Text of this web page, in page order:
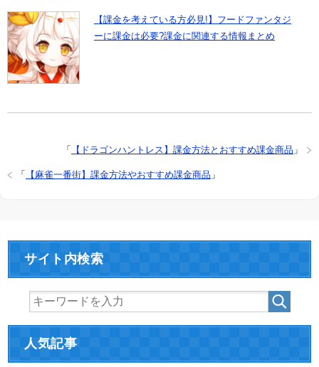
【課金を考えている方必見!】フードファンタジ
ーに課金は必要?課金に関連する情報まとめ
「 【ドラゴンハントレス】課金方法とおすすめ課金商品 」
「 【麻雀一番街】課金方法やおすすめ課金商品 」
サイト内検索
人気記事